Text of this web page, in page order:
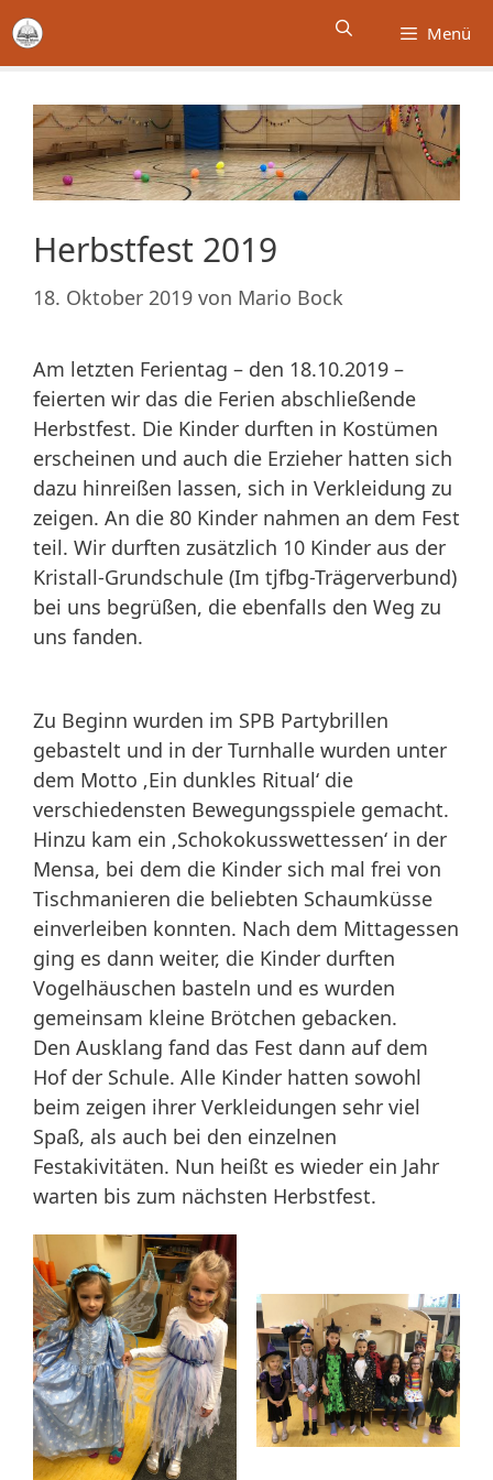
Zum
Inhalt
springen
Menü
Herbstfest 2019
18. Oktober 2019 von Mario Bock
Am letzten Ferientag – den 18.10.2019 –
feierten wir das die Ferien abschließende
Herbstfest. Die Kinder durften in Kostümen
erscheinen und auch die Erzieher hatten sich
dazu hinreißen lassen, sich in Verkleidung zu
zeigen. An die 80 Kinder nahmen an dem Fest
teil. Wir durften zusätzlich 10 Kinder aus der
Kristall-Grundschule (Im tjfbg-Trägerverbund)
bei uns begrüßen, die ebenfalls den Weg zu
uns fanden.
Zu Beginn wurden im SPB Partybrillen
gebastelt und in der Turnhalle wurden unter
dem Motto ‚Ein dunkles Ritual‘ die
verschiedensten Bewegungsspiele gemacht.
Hinzu kam ein ‚Schokokusswettessen‘ in der
Mensa, bei dem die Kinder sich mal frei von
Tischmanieren die beliebten Schaumküsse
einverleiben konnten. Nach dem Mittagessen
ging es dann weiter, die Kinder durften
Vogelhäuschen basteln und es wurden
gemeinsam kleine Brötchen gebacken.
Den Ausklang fand das Fest dann auf dem
Hof der Schule. Alle Kinder hatten sowohl
beim zeigen ihrer Verkleidungen sehr viel
Spaß, als auch bei den einzelnen
Festakivitäten. Nun heißt es wieder ein Jahr
warten bis zum nächsten Herbstfest.